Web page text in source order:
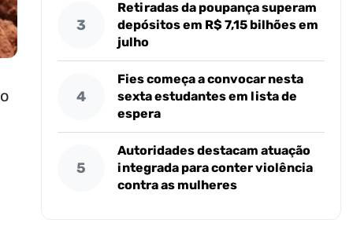
3
Retiradas da poupança superam
depósitos em R$ 7,15 bilhões em
julho
4
Fies começa a convocar nesta
sexta estudantes em lista de
espera
5
Autoridades destacam atuação
integrada para conter violência
contra as mulheres